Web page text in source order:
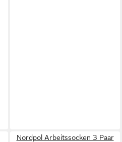
Nordpol Arbeitssocken 3 Paar